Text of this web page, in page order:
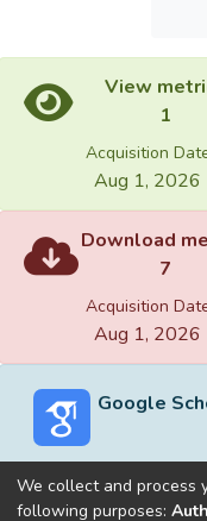
View
1
Acquisition
Aug 1, 2026
Download
7
Acquisition
Aug 1, 2026
Google
We collect and process
following purposes: